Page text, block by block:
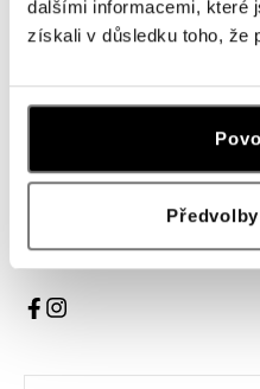
dalšími informacemi, které
získali v důsledku toho, že
Přihlaste se k
Žena
Muž